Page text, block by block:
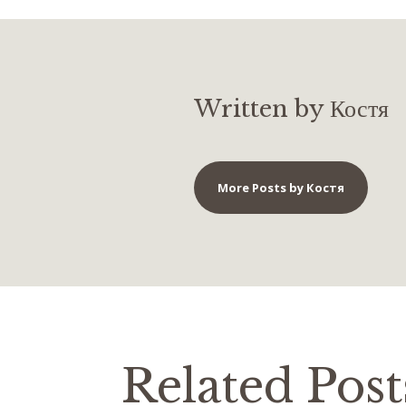
Written by Костя
More Posts by Костя
Related